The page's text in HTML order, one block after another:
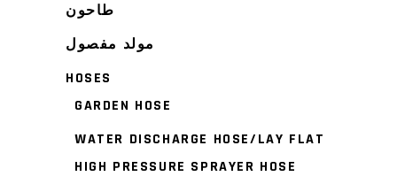
طاحون
مولد مفصول
HOSES
GARDEN HOSE
WATER DISCHARGE HOSE/LAY FLAT
HIGH PRESSURE SPRAYER HOSE